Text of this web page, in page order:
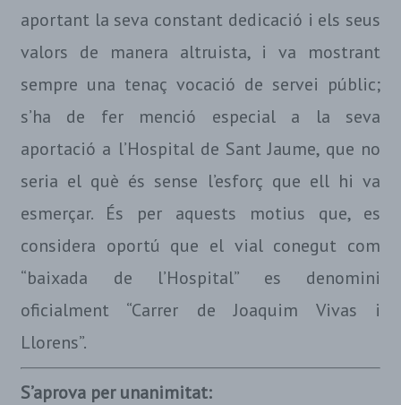
aportant la seva constant dedicació i els seus
valors de manera altruista, i va mostrant
sempre una tenaç vocació de servei públic;
s’ha de fer menció especial a la seva
aportació a l’Hospital de Sant Jaume, que no
seria el què és sense l’esforç que ell hi va
esmerçar. És per aquests motius que, es
considera oportú que el vial conegut com
“baixada de l’Hospital” es denomini
oficialment “Carrer de Joaquim Vivas i
Llorens”.
S’aprova per unanimitat: